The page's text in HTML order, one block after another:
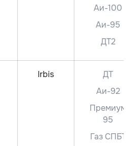
Аи-100
Аи-95
ДТ2
Irbis
ДТ
Аи-92
Премиум
95
Газ СПБТ